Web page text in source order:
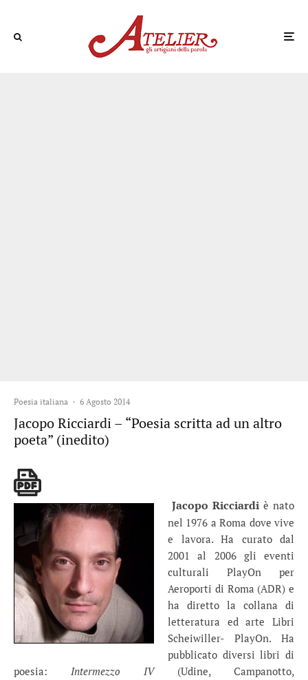
Poesia italiana · 6 Agosto 2014
Jacopo Ricciardi – “Poesia scritta ad un altro
poeta” (inedito)
Jacopo Ricciardi è nato
nel 1976 a Roma dove vive
e lavora. Ha curato dal
2001 al 2006 gli eventi
culturali PlayOn per
Aeroporti di Roma (ADR) e
ha diretto la collana di
letteratura ed arte Libri
Scheiwiller- PlayOn. Ha
pubblicato diversi libri di
poesia: Intermezzo IV(Udine, Campanotto,